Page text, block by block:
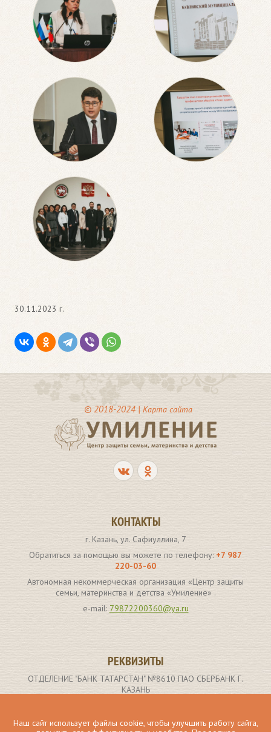
30.11.2023 г.
© 2018-2024 | Карта сайта
КОНТАКТЫ
г. Казань, ул. Сафиуллина, 7
Обратиться за помощью вы можете по телефону: +7 987
220-03-60
Автономная некоммерческая организация «Центр защиты
семьи, материнства и детства «Умиление» .
e-mail: 79872200360@ya.ru
РЕКВИЗИТЫ
ОТДЕЛЕНИЕ "БАНК ТАТАРСТАН" №8610 ПАО СБЕРБАНК Г.
КАЗАНЬ
ИНН получателя: 1659173261
Наш сайт использует файлы cookie, чтобы улучшить работу сайта,